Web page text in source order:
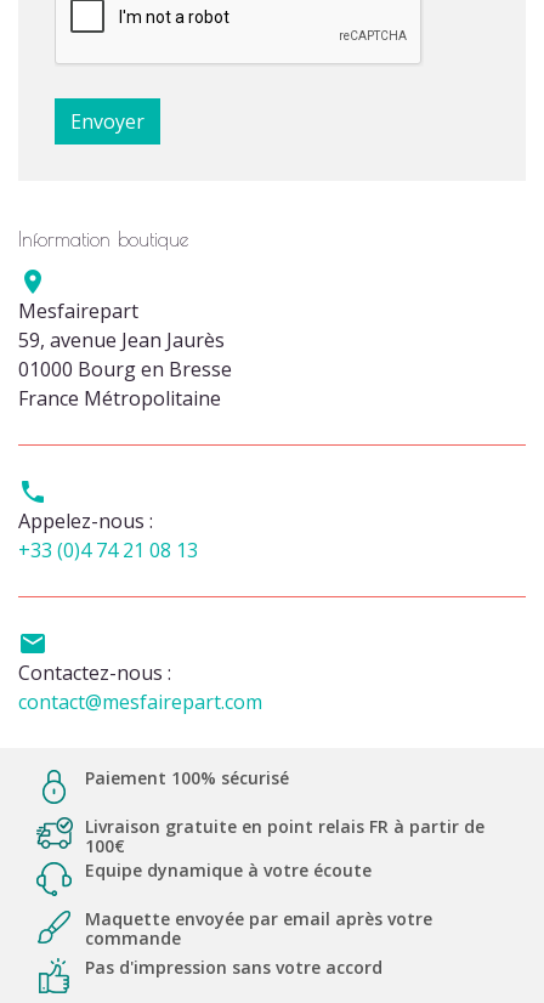
Information boutique

Mesfairepart
59, avenue Jean Jaurès
01000 Bourg en Bresse
France Métropolitaine

Appelez-nous :
+33 (0)4 74 21 08 13

Contactez-nous :
contact@mesfairepart.com
Paiement 100% sécurisé
Livraison gratuite en point relais FR à partir de
100€
Equipe dynamique à votre écoute
Maquette envoyée par email après votre
commande
Pas d'impression sans votre accord